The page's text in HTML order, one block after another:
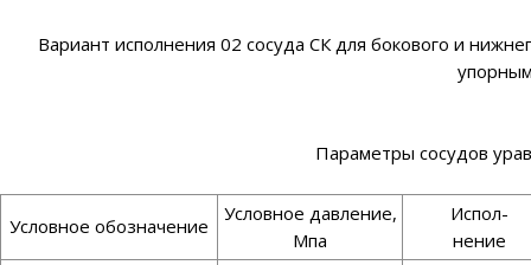
Вариант исполнения 02 сосуда СК для бокового и
Параметры сосудов
Условное обозначение
Условное давление,
Мпа
Испол-
нение